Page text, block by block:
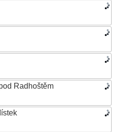
Radhoštěm